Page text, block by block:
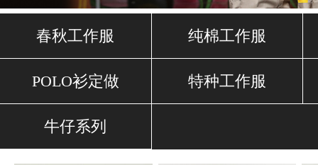
春秋工作服 纯棉工作服
POLO衫定做 特种工作服
牛仔系列